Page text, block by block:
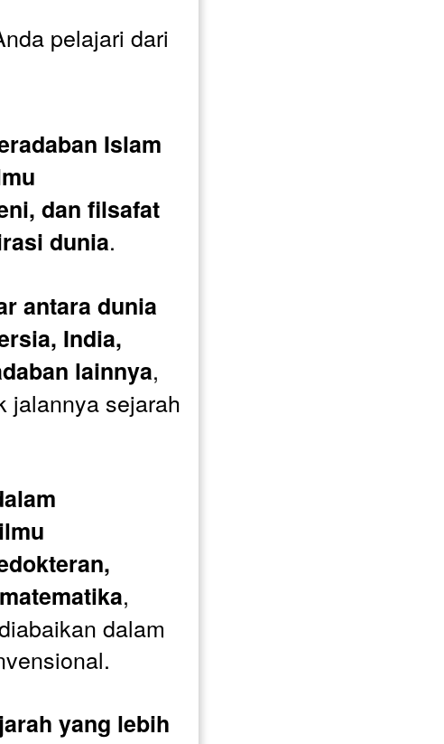
pelajari dari
Islam
dan filsafat
dunia.
antara dunia
India,
lainnya,
jalannya sejarah
,
dalam
yang lebih